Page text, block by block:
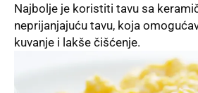
Najbolje je koristiti tavu sa
neprijanjajuću tavu, koja
kuvanje i lakše čišćenje.